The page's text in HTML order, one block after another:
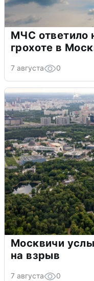
МЧС ответило
грохоте в
7 августа 0
Москвичи
на взрыв
7 августа 0